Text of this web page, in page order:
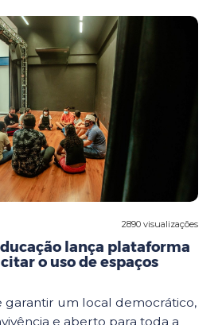
2890 visualizações
lança plataforma
o uso de espaços
garantir um local democrático,
e aberto para toda a